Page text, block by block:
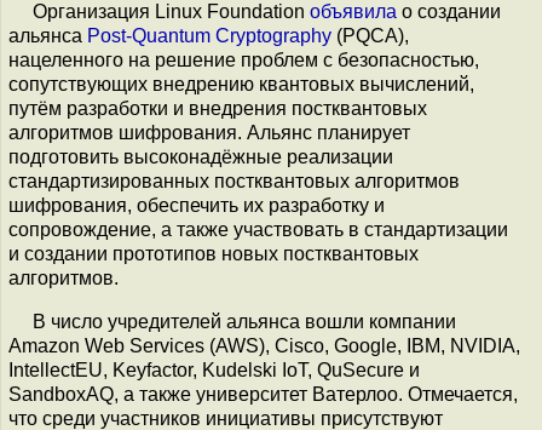
Организация Linux Foundation объявила о создании
альянса Post-Quantum Cryptography (PQCA),
нацеленного на решение проблем с безопасностью,
сопутствующих внедрению квантовых вычислений,
путём разработки и внедрения постквантовых
алгоритмов шифрования. Альянс планирует
подготовить высоконадёжные реализации
стандартизированных постквантовых алгоритмов
шифрования, обеспечить их разработку и
сопровождение, а также участвовать в стандартизации
и создании прототипов новых постквантовых
алгоритмов.
В число учредителей альянса вошли компании
Amazon Web Services (AWS), Cisco, Google, IBM, NVIDIA,
IntellectEU, Keyfactor, Kudelski IoT, QuSecure и
SandboxAQ, а также университет Ватерлоо. Отмечается,
что среди участников инициативы присутствуют